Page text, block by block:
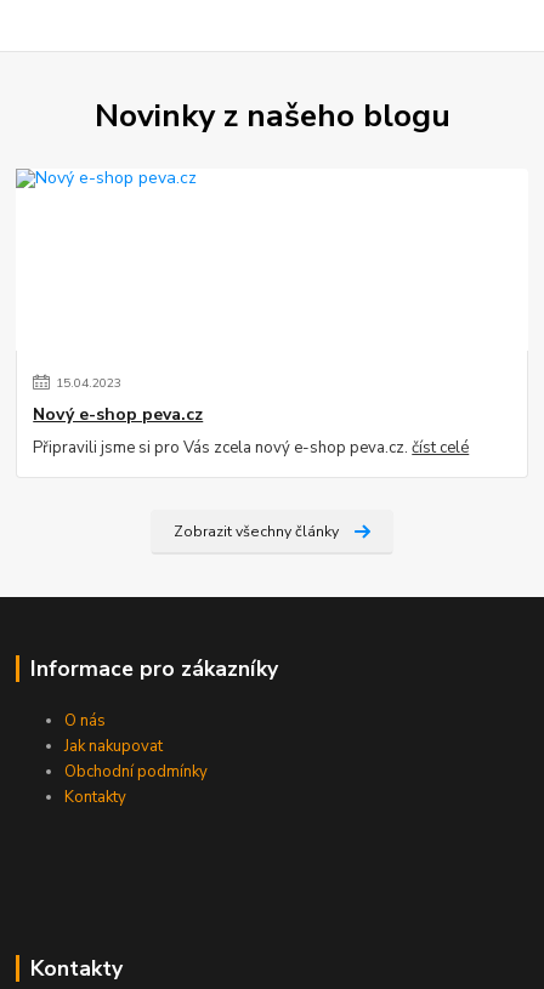
Novinky z našeho blogu
15.04.2023
Nový e-shop peva.cz
Připravili jsme si pro Vás zcela nový e-shop peva.cz.číst celé
Zobrazit všechny články
Informace pro zákazníky
O nás
Jak nakupovat
Obchodní podmínky
Kontakty
Kontakty